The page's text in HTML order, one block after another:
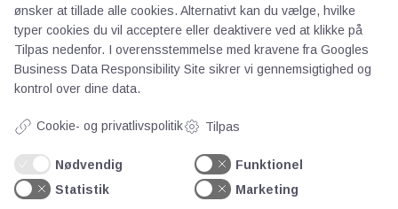
✓ Høj flowkapacitet og højt driftstryk
✓ Pladsbesparende ventildesign med en
bredde på 16 mm
✓ Ingen ekstra sikkerhedsventil nødvendig:
ønsker at tillade alle cookies. Alternativt kan du vælge, hvilke
typer cookies du vil acceptere eller deaktivere ved at klikke på
Tilpas nedenfor. I overensstemmelse med kravene fra Googles
Business Data Responsibility Site sikrer vi gennemsigtighed og
kontrol over dine data.
Cookie- og privatlivspolitik Tilpas
Nødvendig
Funktionel
Statistik
Marketing